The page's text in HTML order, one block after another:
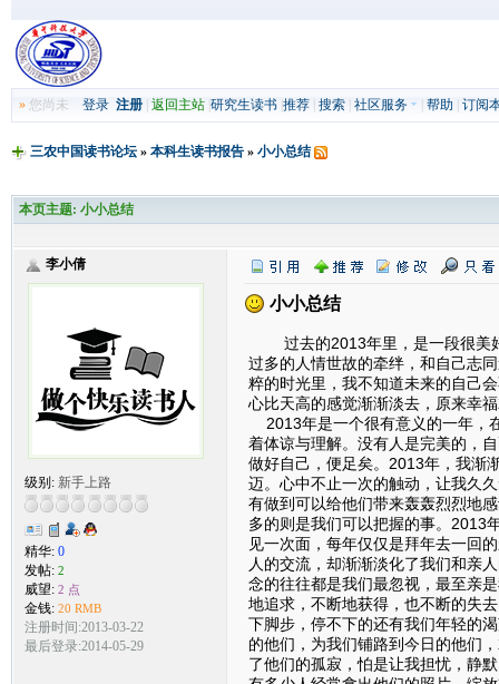
»您尚未 登录 注册| 返回主站| 研究生读书| 推荐| 搜索| 社区服务 帮助 订阅
三农中国读书论坛» 本科生读书报告» 小小总结
本页主题: 小小总结
李小倩
级别: 新手上路
精华: 0
发帖: 2
威望: 2 点
金钱: 20 RMB
注册时间:2013-03-22
最后登录:2014-05-29
小小总结
过去的2013年里，是一段很美好
过多的人情世故的牵绊，和自己志
粹的时光里，我不知道未来的自己
心比天高的感觉渐渐淡去，原来幸
2013年是一个很有意义的一年，
着体谅与理解。没有人是完美的，
做好自己，便足矣。2013年，我渐
迈。心中不止一次的触动，让我久
有做到可以给他们带来轰轰烈烈地
多的则是我们可以把握的事。2013
见一次面，每年仅仅是拜年去一回
人的交流，却渐渐淡化了我们和亲
念的往往都是我们最忽视，最至亲
地追求，不断地获得，也不断的失
下脚步，停不下的还有我们年轻的
的他们，为我们铺路到今日的他们
了他们的孤寂，怕是让我担忧，静